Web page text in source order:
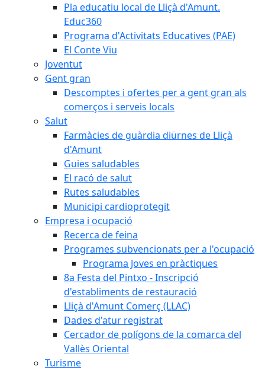
Pla educatiu local de Lliçà d'Amunt.
Educ360
Programa d'Activitats Educatives (PAE)
El Conte Viu
Joventut
Gent gran
Descomptes i ofertes per a gent gran als
comerços i serveis locals
Salut
Farmàcies de guàrdia diürnes de Lliçà
d'Amunt
Guies saludables
El racó de salut
Rutes saludables
Municipi cardioprotegit
Empresa i ocupació
Recerca de feina
Programes subvencionats per a l'ocupació
Programa Joves en pràctiques
8a Festa del Pintxo - Inscripció
d'establiments de restauració
Lliçà d'Amunt Comerç (LLAC)
Dades d'atur registrat
Cercador de polígons de la comarca del
Vallès Oriental
Turisme